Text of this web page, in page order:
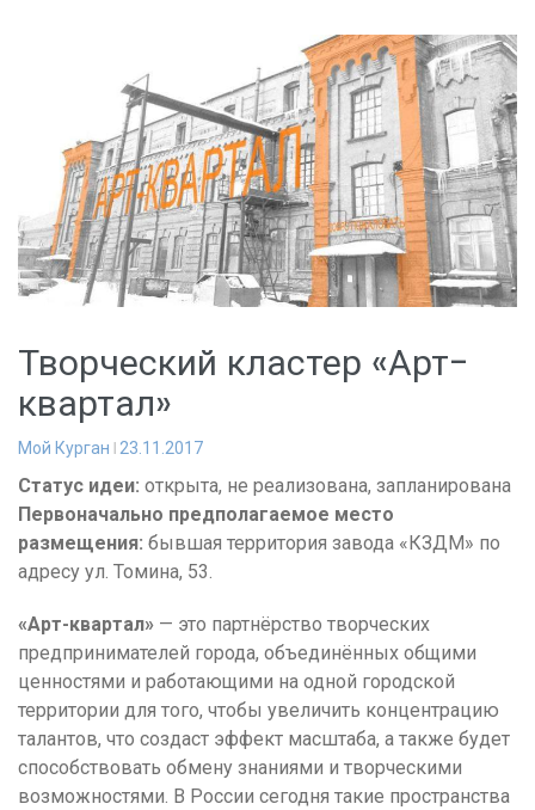
Творческий кластер «Арт-
квартал»
Мой Курган 23.11.2017
Статус идеи: открыта, не реализована, запланирована
Первоначально предполагаемое место
размещения: бывшая территория завода «КЗДМ» по
адресу ул. Томина, 53.
«Арт-квартал» — это партнёрство творческих
предпринимателей города, объединённых общими
ценностями и работающими на одной городской
территории для того, чтобы увеличить концентрацию
талантов, что создаст эффект масштаба, а также будет
способствовать обмену знаниями и творческими
возможностями. В России сегодня такие пространства